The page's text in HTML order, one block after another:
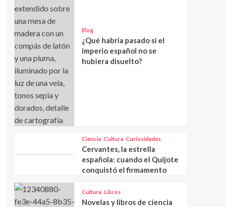
Blog
¿Qué habría pasado si el
imperio español no se
hubiera disuelto?
Ciencia Cultura Curiosidades
Cervantes, la estrella
española: cuando el Quijote
conquistó el firmamento
Cultura Libros
Novelas y libros de ciencia